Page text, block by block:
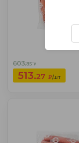
603.85 ₽
513.27 ₽/шт